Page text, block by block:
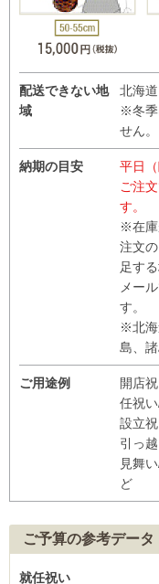
配送できない地
域
北海
※冬季
せん。
納期の目安
平日
ご注
す。
※在庫
注文
足す
メー
す。
※北海
島、
ご用途例
開店
任祝
設立
引っ
見舞
ど
ご予算の参考データ
就任祝い